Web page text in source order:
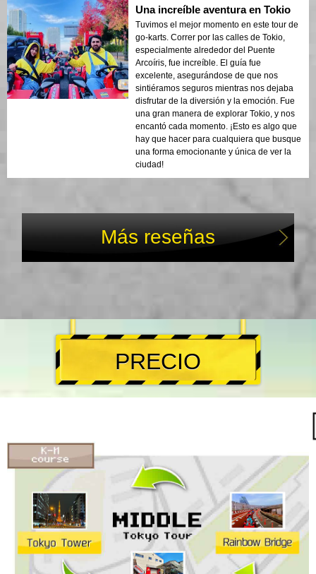
Una increíble aventura en Tokio
Tuvimos el mejor momento en este tour de
go-karts. Correr por las calles de Tokio,
especialmente alrededor del Puente
Arcoíris, fue increíble. El guía fue
excelente, asegurándose de que nos
sintiéramos seguros mientras nos dejaba
disfrutar de la diversión y la emoción. Fue
una gran manera de explorar Tokio, y nos
encantó cada momento. ¡Esto es algo que
hay que hacer para cualquiera que busque
una forma emocionante y única de ver la
ciudad!
Más reseñas
PRECIO